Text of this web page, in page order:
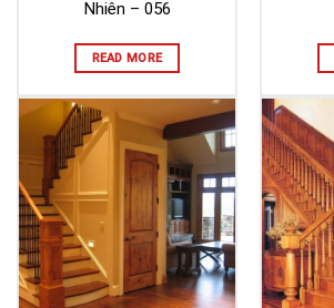
Nhiên – 056
READ MORE